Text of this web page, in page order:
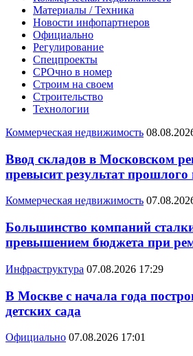
Материалы / Техника
Новости инфопартнеров
Официально
Регулирование
Спецпроекты
СРОчно в номер
Строим на своем
Строительство
Технологии
Коммерческая недвижимость
Ввод складов в Московском
превысит результат прошлого
Коммерческая недвижимость
Большинство компаний
превышением бюджета при
Инфраструктура 07.08.2026 17:29
В Москве с начала года
детских сада
Официально 07.08.2026 17:01